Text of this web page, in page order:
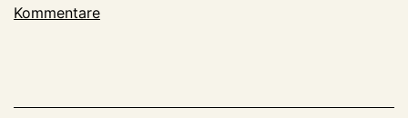
Kommentare